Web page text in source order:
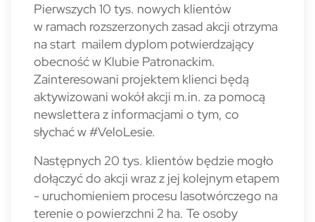
Pierwszych 10 tys. nowych klientów
w ramach rozszerzonych zasad akcji otrzyma
na start mailem dyplom potwierdzający
obecność w Klubie Patronackim.
Zainteresowani projektem klienci będą
aktywizowani wokół akcji m.in. za pomocą
newslettera z informacjami o tym, co
słychać w #VeloLesie.
Następnych 20 tys. klientów będzie mogło
dołączyć do akcji wraz z jej kolejnym etapem
- uruchomieniem procesu lasotwórczego na
terenie o powierzchni 2 ha. Te osoby